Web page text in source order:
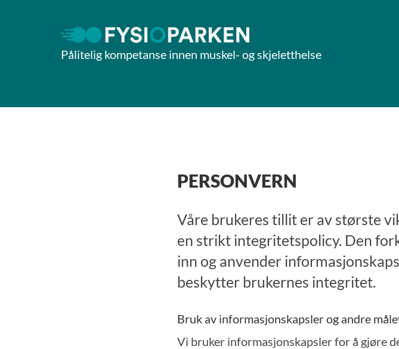
Pålitelig kompetanse innen muskel- og skjeletthelse
PERSONVERN
Våre brukeres tillit er av største
en strikt integritetspolicy. Den
inn og anvender
beskytter brukernes integritet.
Bruk av informasjonskapsler og andre
Vi bruker informasjonskapsler for å gjøre